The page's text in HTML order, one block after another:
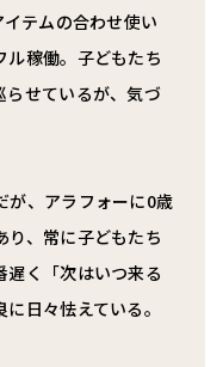
テムの合わせ使い
ル稼働。子どもたち
らせているが、気づ
が、アラフォーに0歳
り、常に子どもたち
遅く「次はいつ来る
日々怯えている。